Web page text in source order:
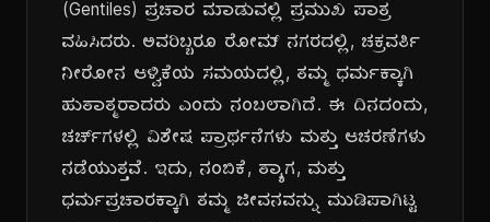
(Gentiles) ಪ್ರಚಾರ ಮಾಡುವಲ್ಲಿ ಪ್ರಮುಖ ಪಾತ್ರ
ವಹಿಸಿದರು. ಅವರಿಬ್ಬರೂ ರೋಮ್ ನಗರದಲ್ಲಿ, ಚಕ್ರವರ್ತಿ
ನೀರೋನ ಆಳ್ವಿಕೆಯ ಸಮಯದಲ್ಲಿ, ತಮ್ಮ ಧರ್ಮಕ್ಕಾಗಿ
ಹುತಾತ್ಮರಾದರು ಎಂದು ನಂಬಲಾಗಿದೆ. ಈ ದಿನದಂದು,
ಚರ್ಚ್‌ಗಳಲ್ಲಿ ವಿಶೇಷ ಪ್ರಾರ್ಥನೆಗಳು ಮತ್ತು ಆಚರಣೆಗಳು
ನಡೆಯುತ್ತವೆ. ಇದು, ನಂಬಿಕೆ, ತ್ಯಾಗ, ಮತ್ತು
ಧರ್ಮಪ್ರಚಾರಕ್ಕಾಗಿ ತಮ್ಮ ಜೀವನವನ್ನು ಮುಡಿಪಾಗಿಟ್ಟ